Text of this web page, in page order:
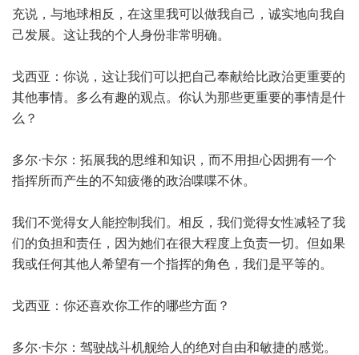
充说，与地球相反，在这里我可以做我自己，诚实地向我自
己发展。这让我的个人身份非常明确。
戈西亚：你说，这让我们可以把自己奉献给比政治更重要的
其他事情。多么有趣的观点。你认为那些更重要的事情是什
么？
多尔·卡尔：拓展我的思维和知识，而不用担心因拥有一个
指挥所而产生的不知疲倦的政治喋喋不休。
我们不觉得女人能控制我们。相反，我们觉得女性减轻了我
们的负担和责任，因为她们在很大程度上负责一切。但如果
我或任何其他人希望有一个指挥的角色，我们是平等的。
戈西亚：你还喜欢你工作的哪些方面？
多尔·卡尔：驾驶战斗机舰给人的绝对自由和敏捷的感觉。